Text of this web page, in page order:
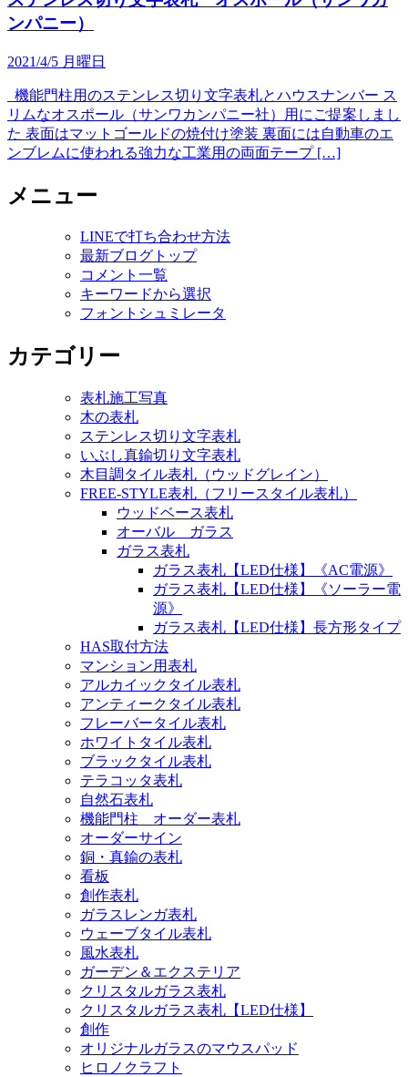
ンパニー）
2021/4/5 月曜日
機能門柱用のステンレス切り文字表札とハウスナンバー ス
リムなオスポール（サンワカンパニー社）用にご提案しまし
た 表面はマットゴールドの焼付け塗装 裏面には自動車のエ
ンブレムに使われる強力な工業用の両面テープ […]
メニュー
LINEで打ち合わせ方法
最新ブログトップ
コメント一覧
キーワードから選択
フォントシュミレータ
カテゴリー
表札施工写真
木の表札
ステンレス切り文字表札
いぶし真鍮切り文字表札
木目調タイル表札（ウッドグレイン）
FREE-STYLE表札（フリースタイル表札）
ウッドベース表札
オーバル ガラス
ガラス表札
ガラス表札【LED仕様】《AC電源》
ガラス表札【LED仕様】《ソーラー電
源》
ガラス表札【LED仕様】長方形タイプ
HAS取付方法
マンション用表札
アルカイックタイル表札
アンティークタイル表札
フレーバータイル表札
ホワイトタイル表札
ブラックタイル表札
テラコッタ表札
自然石表札
機能門柱 オーダー表札
オーダーサイン
銅・真鍮の表札
看板
創作表札
ガラスレンガ表札
ウェーブタイル表札
風水表札
ガーデン＆エクステリア
クリスタルガラス表札
クリスタルガラス表札【LED仕様】
創作
オリジナルガラスのマウスパッド
ヒロノクラフト